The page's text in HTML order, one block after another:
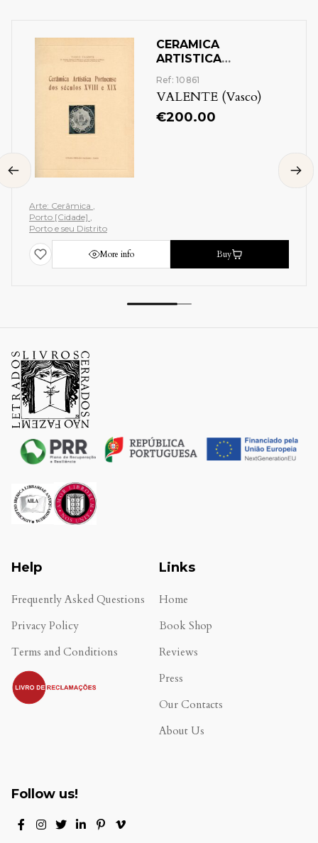
CERAMICA
ARTISTICA
PORTUENSE DOS
SECULOS 18 E 19
Ref: 10861
VALENTE (Vasco)
€200.00
Arte: Cerâmica
Porto [Cidade]
Porto e seu Distrito
More info Buy
Help
Frequently Asked Questions
Privacy Policy
Terms and Conditions
.
Links
Home
Book Shop
Reviews
Press
Our Contacts
About Us
Follow us!